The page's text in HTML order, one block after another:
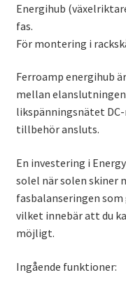
Energihub
fas.
För montering i
Ferroamp energihub
mellan elanslutningen
likspänningsnätet DC-
tillbehör ansluts.
En investering i
solel när solen skiner
fasbalanseringen
vilket innebär att du
möjligt.
Ingående funktioner: